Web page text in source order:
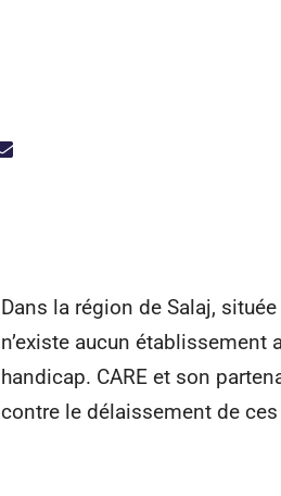
Dans la région de Salaj,
n’existe aucun établissement
handicap. CARE et son
contre le délaissement de